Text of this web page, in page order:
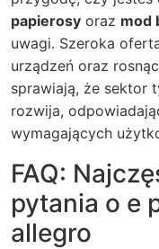
papierosy oraz mod
uwagi. Szeroka
urządzeń oraz
sprawiają, że sektor
rozwija,
wymagających
FAQ:
pytania o e
allegro